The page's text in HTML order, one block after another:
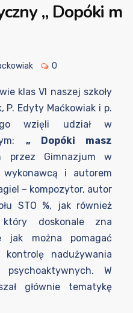
„ Dopóki m
0
klas VI naszej szkoły
P. Edyty Maćkowiak i p.
wzięli udział w
„ Dopóki masz
przez Gimnazjum w
wykonawcą i autorem
– kompozytor, autor
STO %, jak również
doskonale zna
jak można pomagać
nadużywania
W
głównie tematykę